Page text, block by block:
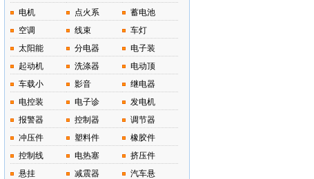
电机
点火系
蓄电池
空调
线束
车灯
太阳能
分电器
电子装
起动机
洗涤器
电动顶
车载小
影音
继电器
电控装
电子诊
发电机
报警器
控制器
调节器
冲压件
塑料件
橡胶件
控制线
电热塞
挤压件
悬挂
减震器
汽车悬